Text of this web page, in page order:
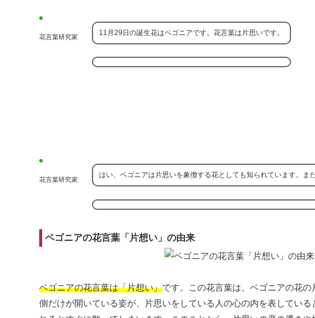
花言葉研究家
11月29日の誕生花はベゴニアです。花言葉は片思いです。
花言葉研究家
はい、ベゴニアは片思いを象徴する花としても知られています。ま
ベゴニアの花言葉「片想い」の由来
ベゴニアの花言葉は「片想い」です。この花言葉は、ベゴニアの花
側だけが開いている姿が、片思いをしている人の心の内を表してい